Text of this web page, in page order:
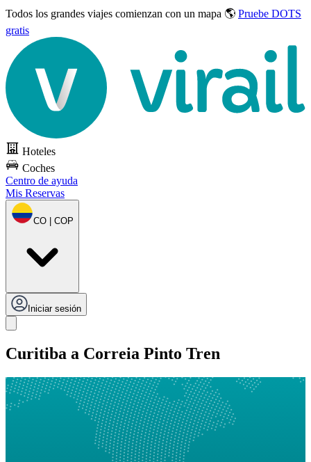
Todos los grandes viajes comienzan con un mapa 🌎 Pruebe DOTS
gratis
Hoteles
Coches
Centro de ayuda
Mis Reservas
CO | COP
Iniciar sesión
Curitiba a Correia Pinto Tren